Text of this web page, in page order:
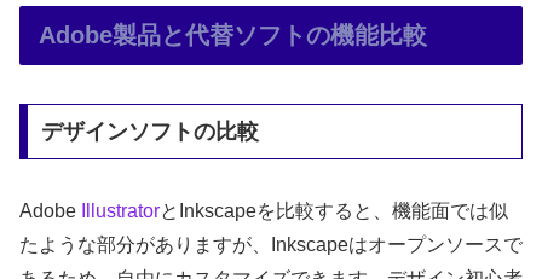
Adobe製品と代替ソフトの機能比較
デザインソフトの比較
Adobe IllustratorとInkscapeを比較すると、機能面では似
たような部分がありますが、Inkscapeはオープンソースで